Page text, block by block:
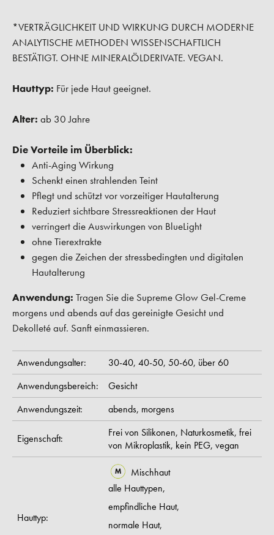
*VERTRÄGLICHKEIT UND WIRKUNG DURCH MODERNE
ANALYTISCHE METHODEN WISSENSCHAFTLICH
BESTÄTIGT. OHNE MINERALÖLDERIVATE. VEGAN.
Hauttyp: Für jede Haut geeignet.
Alter: ab 30 Jahre
Die Vorteile im Überblick:
Anti-Aging Wirkung
Schenkt einen strahlenden Teint
Pflegt und schützt vor vorzeitiger Hautalterung
Reduziert sichtbare Stressreaktionen der Haut
verringert die Auswirkungen von BlueLight
ohne Tierextrakte
gegen die Zeichen der stressbedingten und digitalen
Hautalterung
Anwendung: Tragen Sie die Supreme Glow Gel-Creme
morgens und abends auf das gereinigte Gesicht und
Dekolleté auf. Sanft einmassieren.
Anwendungsalter: 30-40, 40-50, 50-60, über 60
Anwendungsbereich:
Gesicht
Anwendungszeit:
abends, morgens
Eigenschaft: Frei von Silikonen, Naturkosmetik, frei
von Mikroplastik, kein PEG, vegan
Hauttyp:
Mischhaut
alle Hauttypen,
empfindliche Haut,
normale Haut,